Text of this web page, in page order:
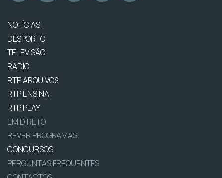
NOTÍCIAS
DESPORTO
TELEVISÃO
RÁDIO
RTP ARQUIVOS
RTP ENSINA
RTP PLAY
EM DIRETO
REVER PROGRAMAS
CONCURSOS
PERGUNTAS FREQUENTES